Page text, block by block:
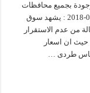
2018 بالمحلات الموجودة بجميع محافظات
جمهورية مصر العربية أسعار الذهب اليوم الاحد 15-04-2018 : يشهد سوق
من عدم الاستقرار
ان اسعار
طردى …